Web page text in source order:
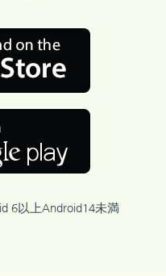
6以上Android14未満